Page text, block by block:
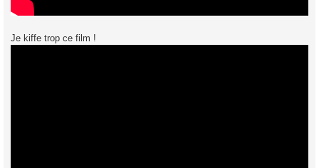
Je kiffe trop ce film !